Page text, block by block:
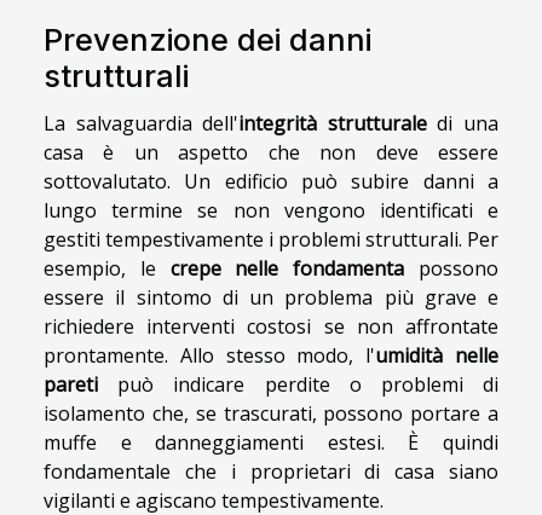
Prevenzione dei danni
strutturali
La salvaguardia dell'integrità strutturaledi una
casa è un aspetto che non deve essere
sottovalutato. Un edificio può subire danni a
lungo termine se non vengono identificati e
gestiti tempestivamente i problemi strutturali. Per
esempio, le crepe nelle fondamenta possono
essere il sintomo di un problema più grave e
richiedere interventi costosi se non affrontate
prontamente. Allo stesso modo, l'umidità nelle
pareti può indicare perdite o problemi di
isolamento che, se trascurati, possono portare a
muffe e danneggiamenti estesi. È quindi
fondamentale che i proprietari di casa siano
vigilanti e agiscano tempestivamente.